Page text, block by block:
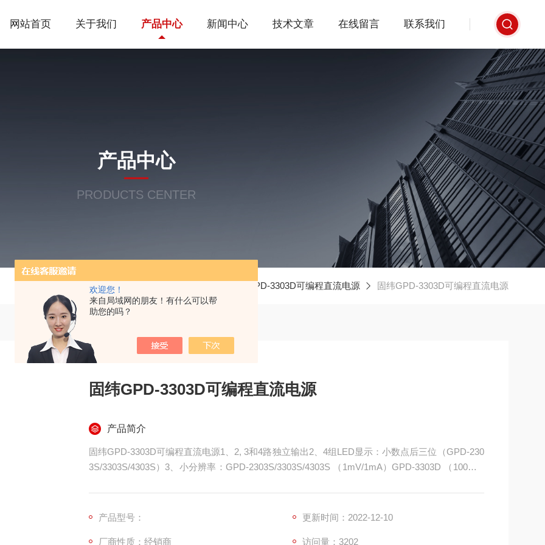
欢迎您！
来自局域网的朋友！有什么可以帮
助您的吗？
网站首页 关于我们 产品中心 新闻中心 技术文章 在线留言 联系我们
产品中心
PRODUCTS CENTER
当前位置：首页 GPD-3303D可编程直流电源 固纬GPD-3303D可编程直流电源
固纬GPD-3303D可编程直流电源
产品简介
固纬GPD-3303D可编程直流电源1、2, 3和4路独立输出2、4组LED显示：小数点后三位（GPD-230
3S/3303S/4303S）3、小分辨率：GPD-2303S/3303S/4303S （1mV/1mA）GPD-3303D （100mV/
产品型号： 更新时间：2022-12-10
厂商性质：经销商 访问量：3202